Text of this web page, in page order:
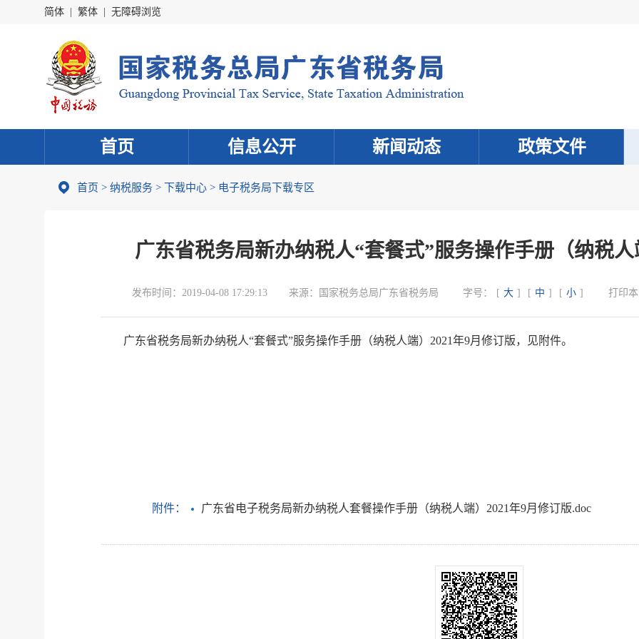
简体 繁体 无障碍浏览
首页 信息公开 新闻动态 政策文件
首页 > 纳税服务 > 下载中心 > 电子税务局下载专区
广东省税务局新办纳税人“套餐式”服务操作手册（纳税
发布时间： 2019-04-08 17:29:13 来源： 国家税务总局广东省税务局 字号： [ 大 ] [ 中 ] [ 小 ] 打印
广东省税务局新办纳税人“套餐式”服务操作手册（纳税人端）2021年9月修订版，见附件。
附件： 广东省电子税务局新办纳税人套餐操作手册（纳税人端）2021年9月修订版.doc